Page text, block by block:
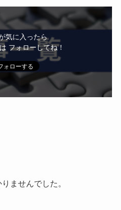
気に入ったら
フォローしてね！
ませんでした。